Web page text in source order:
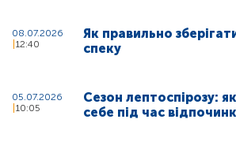
08.07.2026
12:40
Як правильно
спеку
05.07.2026
10:05
Сезон лептоспірозу:
себе під час